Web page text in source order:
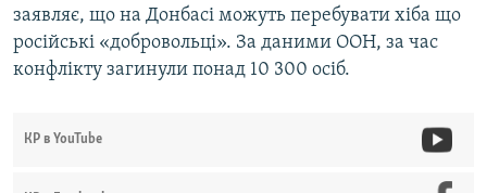
заявляє, що на Донбасі можуть перебувати хіба що
російські «добровольці». За даними ООН, за час
конфлікту загинули понад 10 300 осіб.
КР в YouTube